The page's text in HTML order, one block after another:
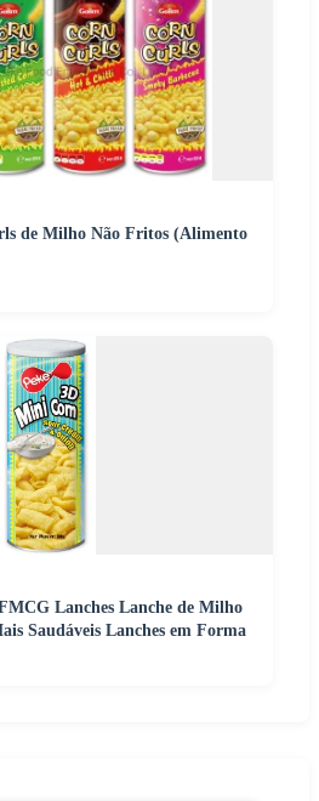
de Milho Não Fritos (Alimento
Lanches Lanche de Milho
Saudáveis Lanches em Forma